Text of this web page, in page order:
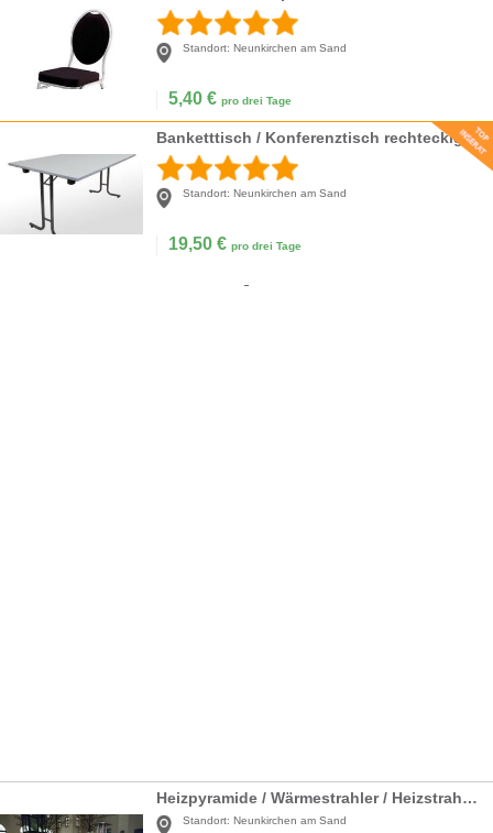
Standort: Neunkirchen am Sand
5,40 € pro drei Tage
Banketttisch / Konferenztisch rechteckig 120x60cm
Standort: Neunkirchen am Sand
19,50 € pro drei Tage
Heizpyramide / Wärmestrahler / Heizstrahler / Heizpilz / Heizung
Standort: Neunkirchen am Sand